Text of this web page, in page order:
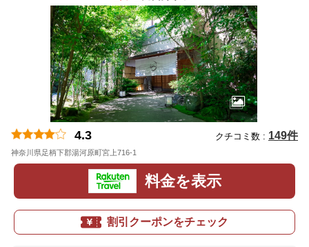
4.3 クチコミ数 : 149件
神奈川県足柄下郡湯河原町宮上716-1
料金を表示
割引クーポンをチェック